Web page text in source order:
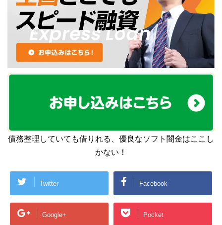
債務整理していても借りれる、優良なソフト闇金はここし
かない！
Twitter Facebook
Google+ Pocket